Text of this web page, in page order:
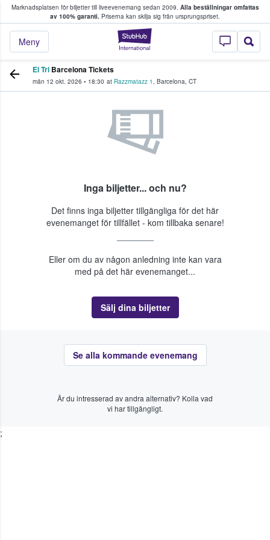
Marknadsplatsen för biljetter till liveevenemang sedan 2009. Alla beställningar omfattas
av 100% garanti. Priserna kan skilja sig från ursprungspriset.
StubHub – där
Meny
köper och säljer biljetter.
El Tri Barcelona Tickets
mån 12 okt. 2026 • 18:30 at Razzmatazz 1, Barcelona, CT
Inga biljetter... och nu?
Det finns inga biljetter tillgängliga för det här
evenemanget för tillfället - kom tillbaka senare!
Eller om du av någon anledning inte kan vara
med på det här evenemanget...
Sälj dina biljetter
Se alla kommande evenemang
Är du intresserad av andra alternativ? Kolla vad
vi har tillgängligt.
;